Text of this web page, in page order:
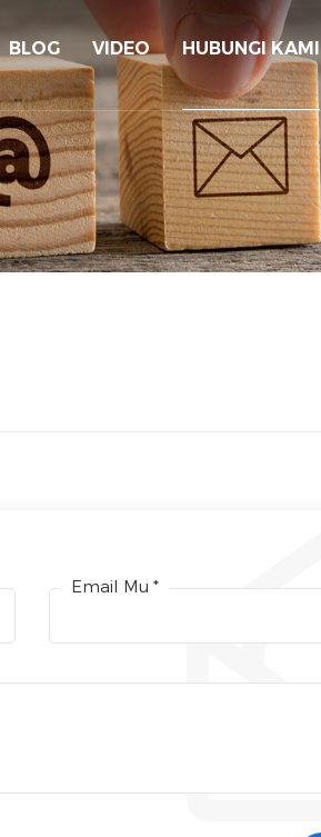
BLOG VIDEO HUBUNGI KAMI
Email Mu *